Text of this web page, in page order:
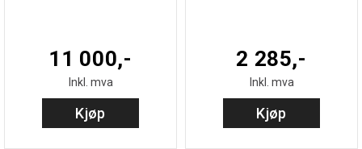
11 000,-
Inkl. mva
Kjøp
2 285,-
Inkl. mva
Kjøp